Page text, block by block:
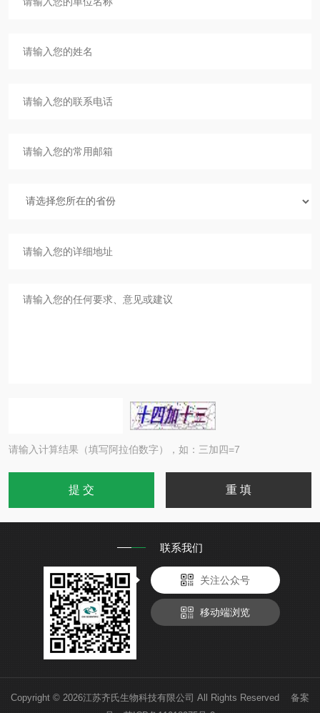
请输入计算结果（填写阿拉伯数字），如：三加四=7
联系我们
关注公众号
移动端浏览
Copyright © 2026江苏齐氏生物科技有限公司 All Rights Reserved 备案